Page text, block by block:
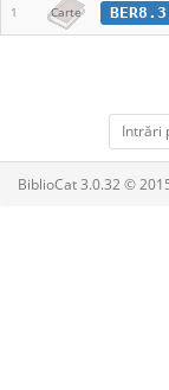
1 Carte BER8.3
Intrări
BiblioCat 3.0.32 ©